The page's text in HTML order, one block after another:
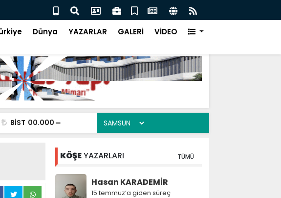
Büyükşehir Yaz Spor Kurslarına Yoğun İlgi
Dünya YAZARLAR GALERİ VİDEO
BİST 00.000
KÖŞEYAZARLARI TÜMÜ
Hasan KARADEMİR
15 temmuz’a giden süreç